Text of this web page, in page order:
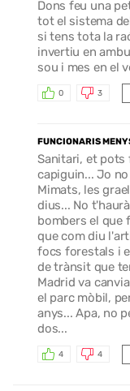
Dons feu una
tot el sistema
si tens tota la
invertiu en
sou i mes en el
0 3
FUNCIONARIS
Sanitari, et pots
capiguin... Jo
Mimats, les
dius... No
bombers el que
que com diu
focs forestals i
de trànsit que
Madrid va
el parc mòbil,
anys... Apa, no
dos...
4 4